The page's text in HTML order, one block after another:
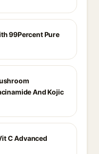
99Percent Pure
And Kojic
C Advanced